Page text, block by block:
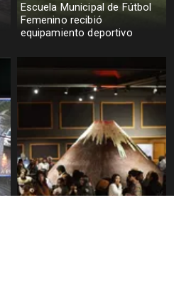
Escuela Municipal de Fútbol
Femenino recibió
equipamiento deportivo